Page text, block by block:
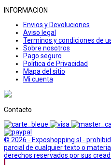
INFORMACION
Envios y Devoluciones
Aviso legal
Terminos y condiciones de
Sobre nosotros
Pago seguro
Politica de Privacidad
Mapa del sitio
Mi cuenta
Contacto
© 2026 - Exposhopping sl -
parcial de cualquier texto o
derechos reservados por sus